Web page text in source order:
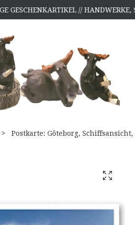
GESCHENKARTIKEL //
Postkarte: Göteborg, Schiffsansicht,